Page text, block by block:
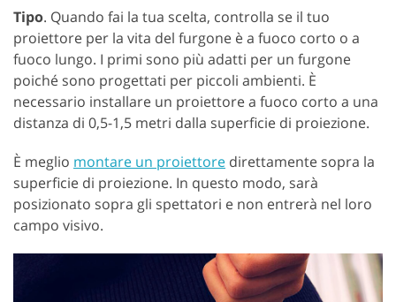
Tipo. Quando fai la tua scelta, controlla se il tuo
proiettore per la vita del furgone è a fuoco corto o a
fuoco lungo. I primi sono più adatti per un furgone
poiché sono progettati per piccoli ambienti. È
necessario installare un proiettore a fuoco corto a una
distanza di 0,5-1,5 metri dalla superficie di proiezione.
È meglio montare un proiettore direttamente sopra la
superficie di proiezione. In questo modo, sarà
posizionato sopra gli spettatori e non entrerà nel loro
campo visivo.